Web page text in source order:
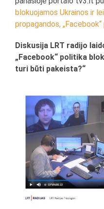
blokuojamos Ukrainos ir
propagandos,
Diskusija LRT radijo
„Facebook“ politika
turi būti pakeista?“